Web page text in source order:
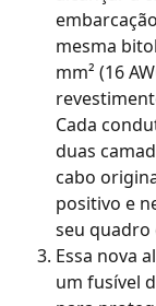
mesma
mm² (16
Cada
duas
cabo
positivo e
seu quadro
Essa nova
um fusível